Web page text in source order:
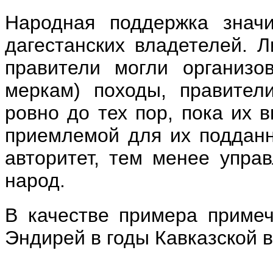
Народная поддержка
дагестанских
правители могли
меркам) походы,
ровно до тех пор, пока их
приемлемой для их
авторитет, тем менее
народ.
В качестве примера
Эндирей в годы Кавказской